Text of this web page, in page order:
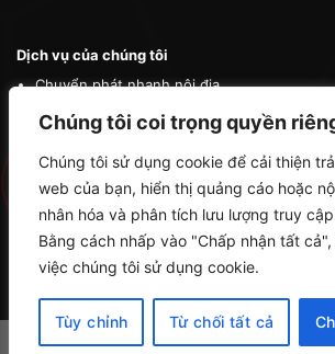
Chúng tôi coi trọng quyền
Chúng tôi sử dụng cookie để cải thiện
web của bạn, hiển thị quảng cáo hoặc
nhân hóa và phân tích lưu lượng truy
Bằng cách nhấp vào "Chấp nhận tất
việc chúng tôi sử dụng cookie.
Tùy chỉnh Từ chối tất cả
Dịch vụ của chúng tôi
Chuyển phát nhanh nội địa
Chuyển phát nhanh quốc tế
Vận chuyển thú cưng
Mua hộ hàng nước ngoài
Copyright 2026 ©Cà Mau